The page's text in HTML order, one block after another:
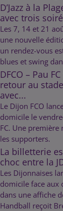
D’Jazz à la
avec trois
Les 7, 14 et 21
une nouvelle
un rendez-vous
blues et swing
DFCO – Pau
retour au
avec...
Le Dijon FCO
domicile le
FC. Une
les supporters.
La billetterie
choc entre la
Les Dijonnaises
domicile face aux
dans une affiche
Handball reçoit